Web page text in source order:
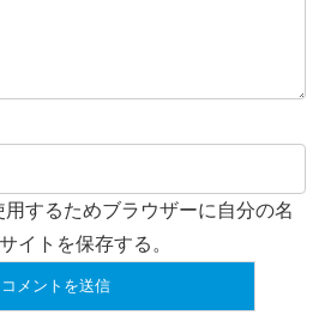
するためブラウザーに自分の名
イトを保存する。